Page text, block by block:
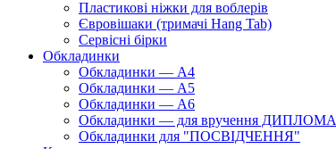
Пластикові ніжки для воблерів
Євровішаки (тримачі Hang Tab)
Сервісні бірки
Обкладинки
Обкладинки — А4
Обкладинки — А5
Обкладинки — А6
Обкладинки — для вручення ДИПЛОМА
Обкладинки для "ПОСВІДЧЕННЯ"